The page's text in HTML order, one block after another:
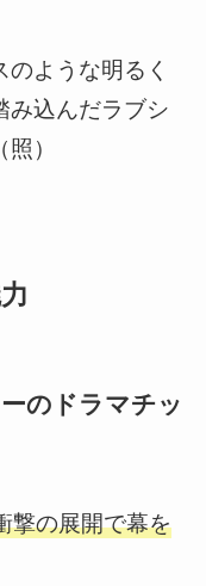
ような明るく
み込んだラブシ
）
のドラマチッ
撃の展開で幕を